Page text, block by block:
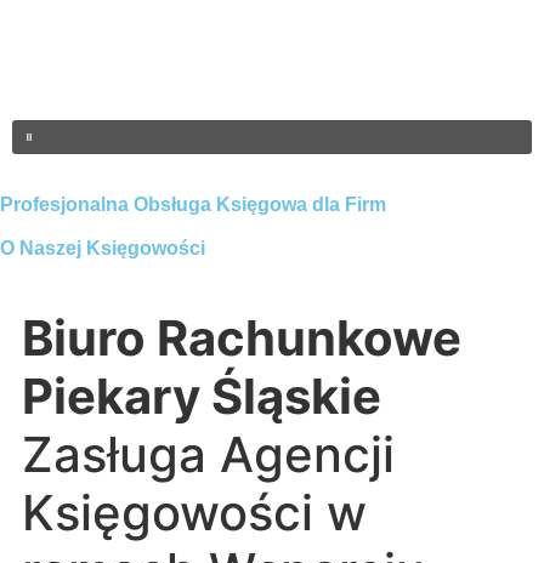
Profesjonalna Obsługa Księgowa dla Firm
O Naszej Księgowości
Biuro Rachunkowe
Piekary Śląskie
Zasługa Agencji
Księgowości w